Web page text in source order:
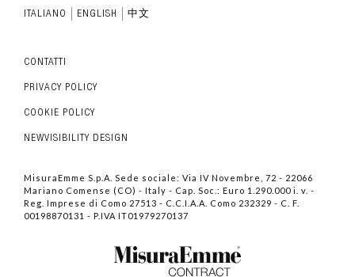
ITALIANO ENGLISH 中文
CONTATTI
PRIVACY POLICY
COOKIE POLICY
NEWVISIBILITY DESIGN
MisuraEmme S.p.A. Sede sociale: Via IV Novembre, 72 - 22066
Mariano Comense (CO) - Italy - Cap. Soc.: Euro 1.290.000 i. v. -
Reg. Imprese di Como 27513 - C.C.I.A.A. Como 232329 - C. F.
00198870131 - P.IVA IT01979270137